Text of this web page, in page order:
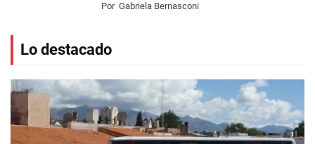
Por Gabriela Bernasconi
Lo destacado